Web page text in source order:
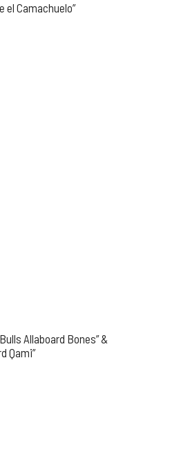
el Camachuelo”
Allaboard Bones” &
Qami”